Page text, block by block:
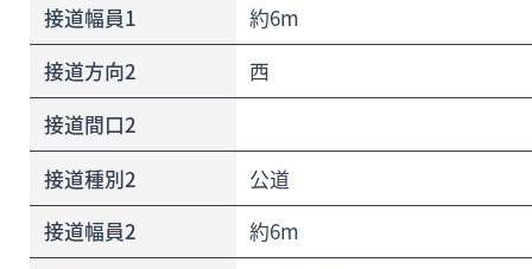
接道幅員1
約6m
接道方向2
西
接道間口2
接道種別2
公道
接道幅員2
約6m